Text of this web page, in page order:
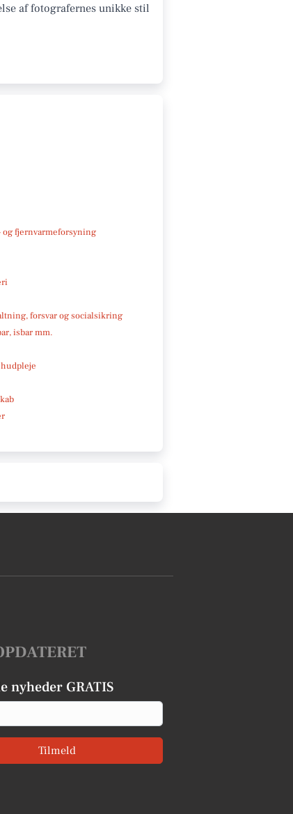
af fotografernes unikke stil
og fjernvarmeforsyning
forsvar og socialsikring
isbar mm.
nyheder GRATIS
Tilmeld